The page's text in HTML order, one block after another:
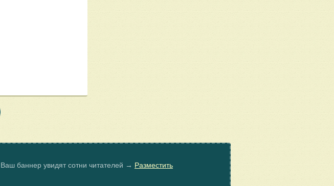
Ваш баннер увидят сотни читателей → Разместить